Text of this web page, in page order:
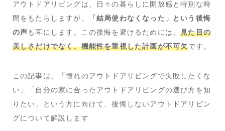
アウトドアリビングは、日々の暮らしに開放感と特別な時
間をもたらしますが、
「結局使わなくなった」という後悔
の声も耳にします。この後悔を避けるためには、見た目の
美しさだけでなく、機能性を重視した計画が不可欠です。
この記事は、「憧れのアウトドアリビングで失敗したくな
い」「自分の家に合ったアウトドアリビングの選び方を知
りたい」という方に向けて、後悔しないアウトドアリビン
グについて解説します